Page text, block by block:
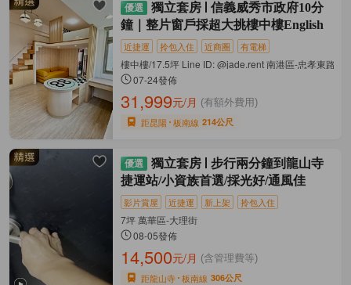
獨立套房
信義威秀市政府10分
鐘｜整片窗戶採超大挑樓中樓English
近捷運 拎包入住 近商圈 有電梯
樓中樓/17.5坪 Line ID: @jade.rent 南港區-忠孝東路六
07-24發佈
31,999元/月 (有額外費用)
距昆陽 板南線 214公尺
獨立套房
步行兩分鐘到龍山寺
捷運站/小資族首選/採光好/通風佳
影片賞屋 近捷運 新上架 拎包入住
7坪 萬華區-大理街
08-05發佈
14,500元/月 (含管理費等)
距龍山寺 板南線 306公尺